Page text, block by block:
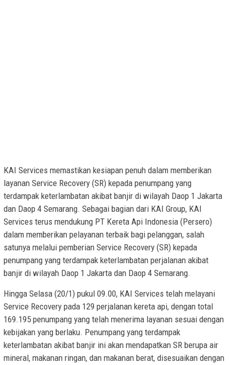
KAI Services memastikan kesiapan penuh dalam memberikan
layanan Service Recovery (SR) kepada penumpang yang
terdampak keterlambatan akibat banjir di wilayah Daop 1 Jakarta
dan Daop 4 Semarang. Sebagai bagian dari KAI Group, KAI
Services terus mendukung PT Kereta Api Indonesia (Persero)
dalam memberikan pelayanan terbaik bagi pelanggan, salah
satunya melalui pemberian Service Recovery (SR) kepada
penumpang yang terdampak keterlambatan perjalanan akibat
banjir di wilayah Daop 1 Jakarta dan Daop 4 Semarang.
Hingga Selasa (20/1) pukul 09.00, KAI Services telah melayani
Service Recovery pada 129 perjalanan kereta api, dengan total
169.195 penumpang yang telah menerima layanan sesuai dengan
kebijakan yang berlaku. Penumpang yang terdampak
keterlambatan akibat banjir ini akan mendapatkan SR berupa air
mineral, makanan ringan, dan makanan berat, disesuaikan dengan